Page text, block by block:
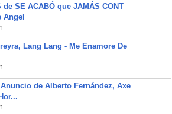
de SE ACABÓ que JAMÁS CONT
Angel
Lang Lang - Me Enamore De
Anuncio de Alberto Fernández, Axe